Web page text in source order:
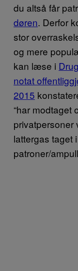
du altså får
døren. Derfor
stor
og mere
kan læse i
notat
2015
“har modtaget
privatpersoner
lattergas taget
patroner/